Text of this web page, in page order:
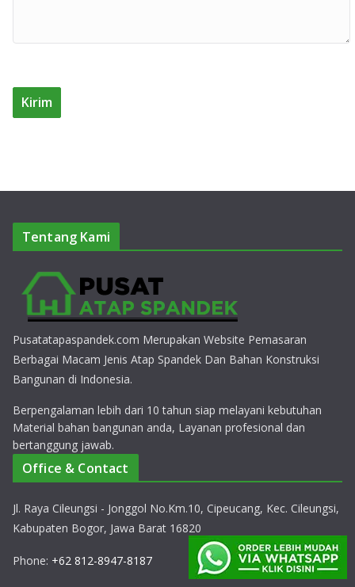
Tentang Kami
Pusatatapaspandek.com Merupakan Website Pemasaran
Berbagai Macam Jenis Atap Spandek Dan Bahan Konstruksi
Bangunan di Indonesia.
Berpengalaman lebih dari 10 tahun siap melayani kebutuhan
Material bahan bangunan anda, Layanan profesional dan
bertanggung jawab.
Office & Contact
Jl. Raya Cileungsi - Jonggol No.Km.10, Cipeucang, Kec. Cileungsi,
Kabupaten Bogor, Jawa Barat 16820
Phone: +62 812-8947-8187